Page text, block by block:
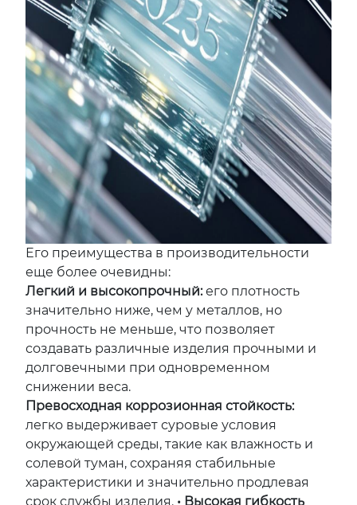
Его преимущества в производительности
еще более очевидны:
Легкий и высокопрочный:его плотность
значительно ниже, чем у металлов, но
прочность не меньше, что позволяет
создавать различные изделия прочными и
долговечными при одновременном
снижении веса.
Превосходная коррозионная стойкость:
легко выдерживает суровые условия
окружающей среды, такие как влажность и
солевой туман, сохраняя стабильные
характеристики и значительно продлевая
срок службы изделия. • Высокая гибкость